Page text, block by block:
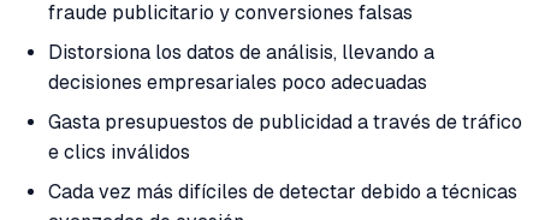
fraude publicitario y conversiones falsas
Distorsiona los datos de análisis, llevando a
decisiones empresariales poco adecuadas
Gasta presupuestos de publicidad a través de tráfico
e clics inválidos
Cada vez más difíciles de detectar debido a técnicas